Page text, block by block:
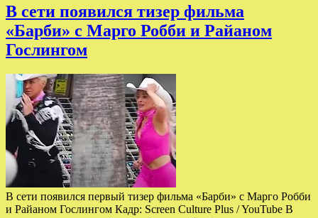
В сети появился тизер фильма
«Барби» с Марго Робби и Райаном
Гослингом
В сети появился первый тизер фильма «Барби» с Марго Робби
и Райаном Гослингом Кадр: Screen Culture Plus / YouTube В